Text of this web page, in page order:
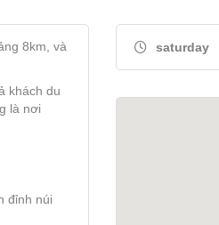
8km, và
khách du
là nơi
đỉnh núi
saturday